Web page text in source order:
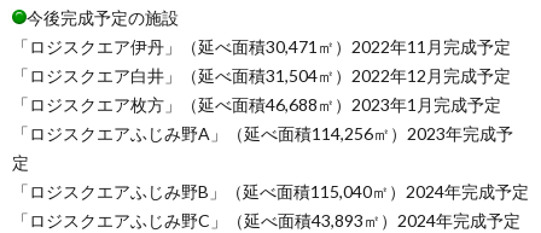
今後完成予定の施設
「ロジスクエア伊丹」（延べ面積30,471㎡）2022年11月完成予定
「ロジスクエア白井」（延べ面積31,504㎡）2022年12月完成予定
「ロジスクエア枚方」（延べ面積46,688㎡）2023年1月完成予定
「ロジスクエアふじみ野A」（延べ面積114,256㎡）2023年完成予
定
「ロジスクエアふじみ野B」（延べ面積115,040㎡）2024年完成予定
「ロジスクエアふじみ野C」（延べ面積43,893㎡）2024年完成予定